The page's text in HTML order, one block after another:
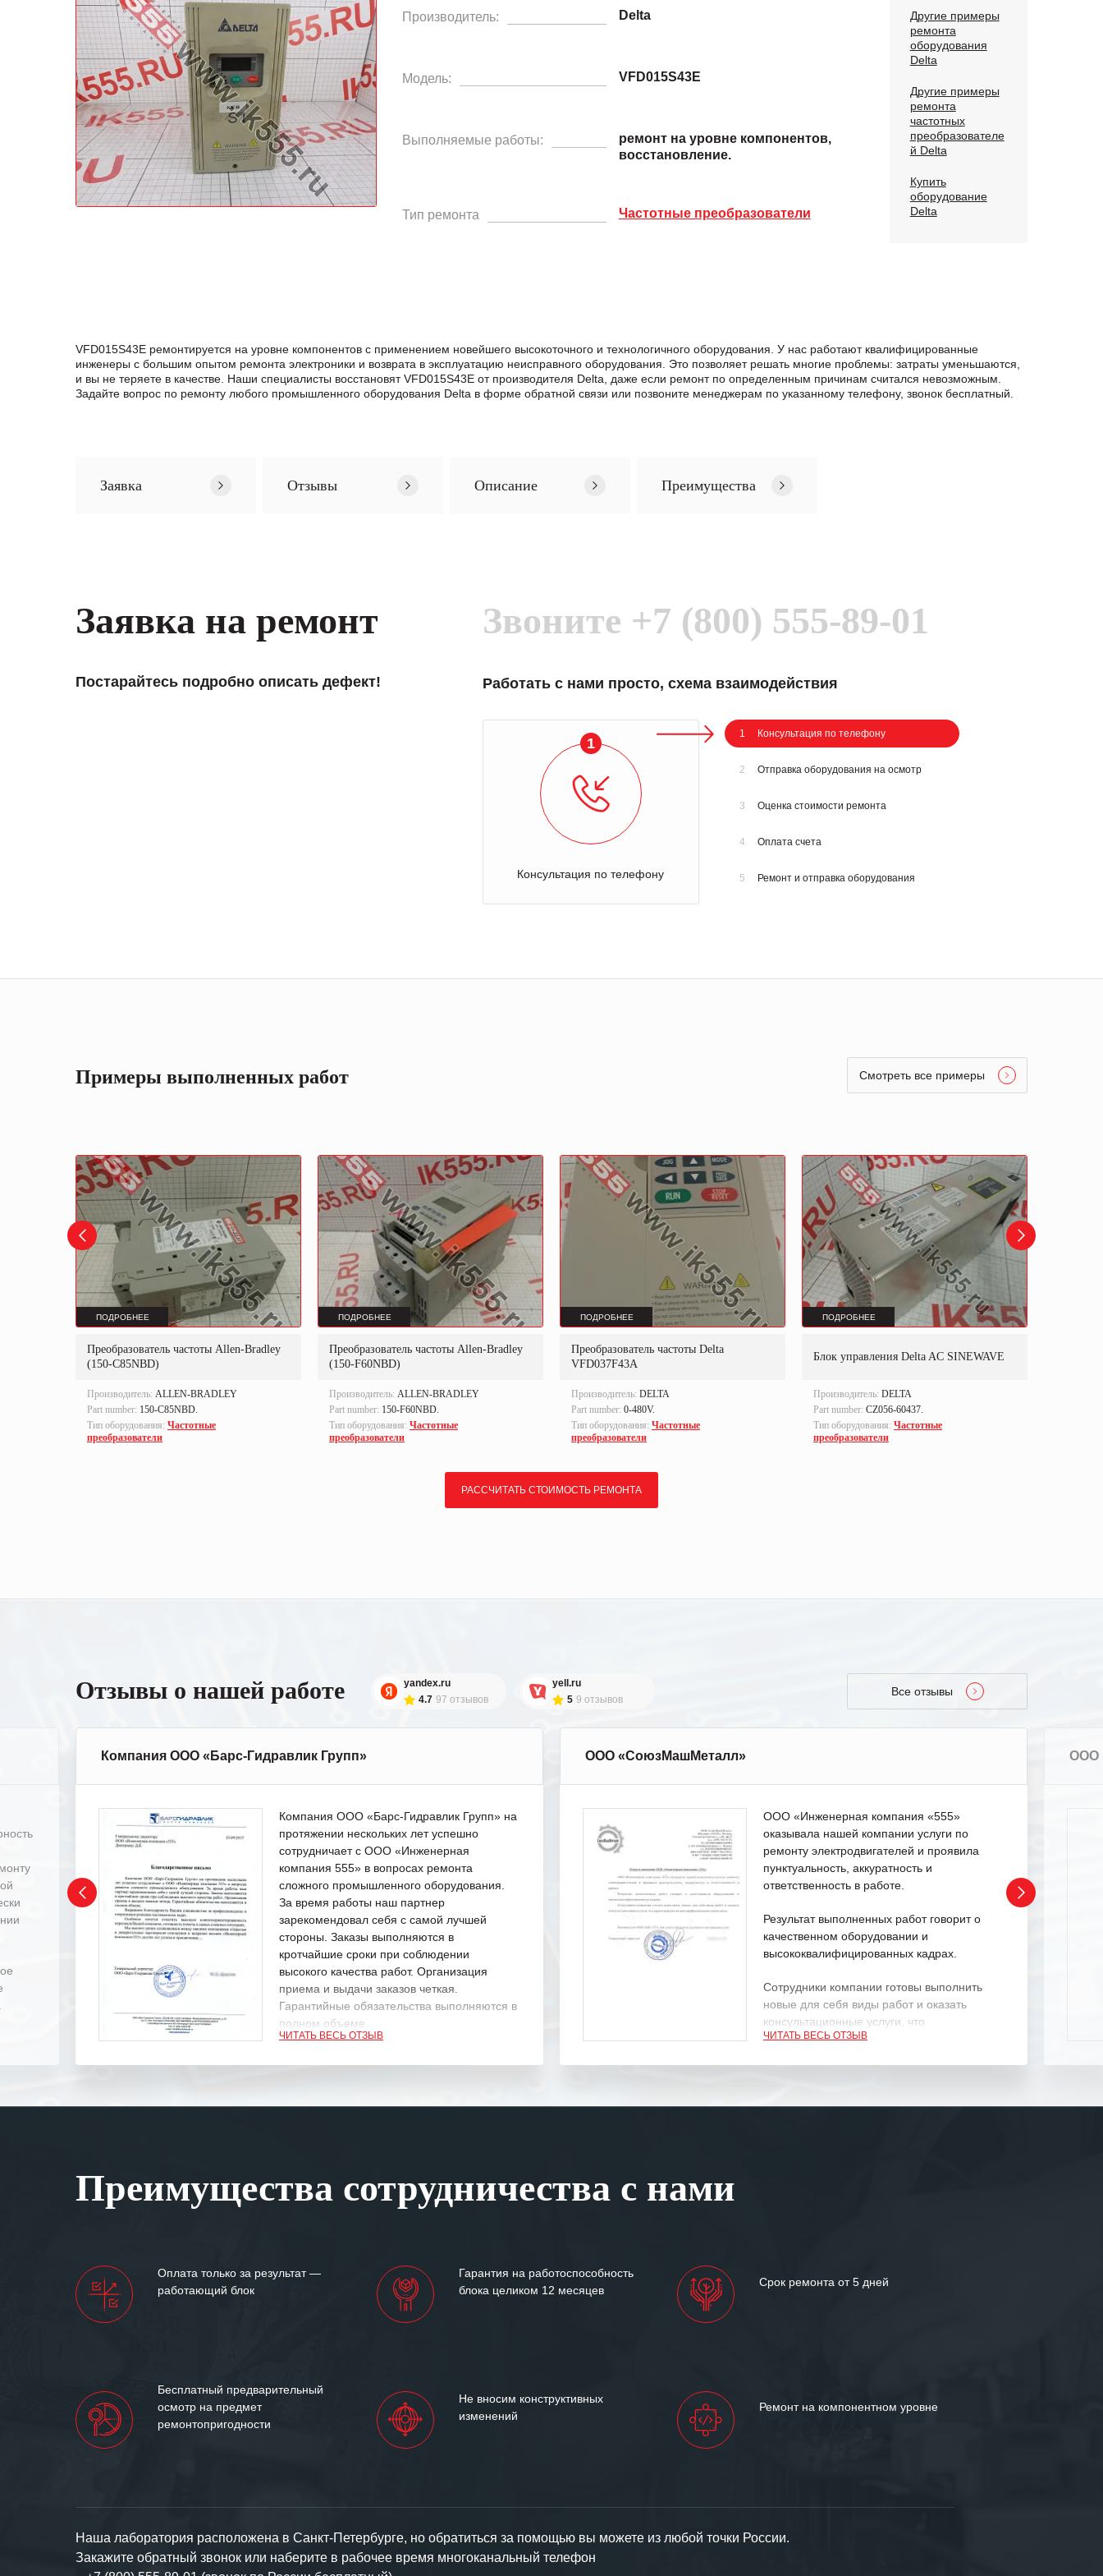
Производитель: Delta
Модель: VFD015S43E
Выполняемые работы:
ремонт на уровне компонентов,
восстановление.
Тип ремонта Частотные преобразователи
Другие примеры
ремонта
оборудования
Delta
Другие примеры
ремонта
частотных
преобразователе
й Delta
Купить
оборудование
Delta
VFD015S43E ремонтируется на уровне компонентов с применением новейшего высокоточного и технологичного оборудования. У нас работают квалифицированные
инженеры с большим опытом ремонта электроники и возврата в эксплуатацию неисправного оборудования. Это позволяет решать многие проблемы: затраты уменьшаются,
и вы не теряете в качестве. Наши специалисты восстановят VFD015S43E от производителя Delta, даже если ремонт по определенным причинам считался невозможным.
Задайте вопрос по ремонту любого промышленного оборудования Delta в формe обратной связи или позвоните менеджерам по указанному телефону, звонок бесплатный.
Заявка Отзывы Описание Преимущества
Заявка на ремонт
Постарайтесь подробно описать дефект!
Звоните +7 (800) 555-89-01
Работать с нами просто, схема взаимодействия
1
Консультация по телефону
1 Консультация по телефону
2 Отправка оборудования на осмотр
3 Оценка стоимости ремонта
4 Оплата счета
5 Ремонт и отправка оборудования
Примеры выполненных работ Смотреть все примеры
ПОДРОБНЕЕ
Преобразователь частоты Allen-Bradley
(150-C85NBD)
Производитель: ALLEN-BRADLEY
Part number: 150-C85NBD.
Тип оборудования: Частотные
преобразователи
ПОДРОБНЕЕ
Преобразователь частоты Allen-Bradley
(150-F60NBD)
Производитель: ALLEN-BRADLEY
Part number: 150-F60NBD.
Тип оборудования: Частотные
преобразователи
ПОДРОБНЕЕ
Преобразователь частоты Delta
VFD037F43A
Производитель: DELTA
Part number: 0-480V.
Тип оборудования: Частотные
преобразователи
ПОДРОБНЕЕ
Блок управления Delta AC SINEWAVE
Производитель: DELTA
Part number: CZ056-60437.
Тип оборудования: Частотные
преобразователи
РАССЧИТАТЬ СТОИМОСТЬ РЕМОНТА
Отзывы о нашей работе
yandex.ru
4.7 97 отзывов
yell.ru
5 9 отзывов
Все отзывы
Компания ООО «Барс-Гидравлик Групп»
Компания ООО «Барс-Гидравлик Групп» на
протяжении нескольких лет успешно
сотрудничает с ООО «Инженерная
компания 555» в вопросах ремонта
сложного промышленного оборудования.
За время работы наш партнер
зарекомендовал себя с самой лучшей
стороны. Заказы выполняются в
кротчайшие сроки при соблюдении
высокого качества работ. Организация
приема и выдачи заказов четкая.
Гарантийные обязательства выполняются в
полном объеме.
Мы высоко ценим сложившиеся между
«555» долгих лет успеха и процветания.
ЧИТАТЬ ВЕСЬ ОТЗЫВ
ООО «СоюзМашМеталл»
ООО «Инженерная компания «555»
оказывала нашей компании услуги по
ремонту электродвигателей и проявила
пунктуальность, аккуратность и
ответственность в работе.
Результат выполненных работ говорит о
качественном оборудовании и
высококвалифицированных кадрах.
Сотрудники компании готовы выполнить
новые для себя виды работ и оказать
консультационные услуги, что
характеризует их как профессионалов
ответственного и надежного поставщика
ЧИТАТЬ ВЕСЬ ОТЗЫВ
ООО
Преимущества сотрудничества с нами
Оплата только за результат —
работающий блок
Гарантия на работоспособность
блока целиком 12 месяцев
Срок ремонта от 5 дней
Бесплатный предварительный
осмотр на предмет
ремонтопригодности
Не вносим конструктивных
изменений
Ремонт на компонентном уровне
Наша лаборатория расположена в Санкт-Петербурге, но обратиться за помощью вы можете из любой точки России.
Закажите обратный звонок или наберите в рабочее время многоканальный телефон